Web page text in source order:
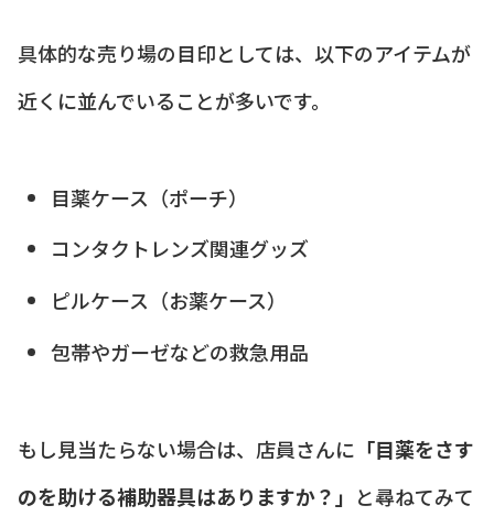
具体的な売り場の目印としては、以下のアイテムが
近くに並んでいることが多いです。
目薬ケース（ポーチ）
コンタクトレンズ関連グッズ
ピルケース（お薬ケース）
包帯やガーゼなどの救急用品
もし見当たらない場合は、店員さんに 「目薬をさす
のを助ける補助器具はありますか？」 と尋ねてみて